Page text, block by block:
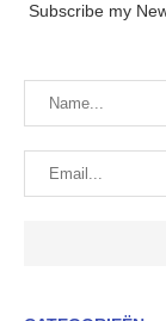
Subscribe my